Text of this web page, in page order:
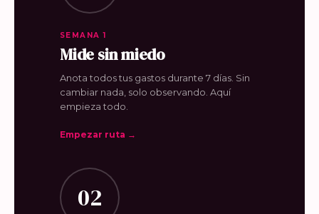
SEMANA 1
Mide sin miedo
Anota todos tus gastos durante 7 días. Sin
cambiar nada, solo observando. Aquí
empieza todo.
Empezar ruta →
02